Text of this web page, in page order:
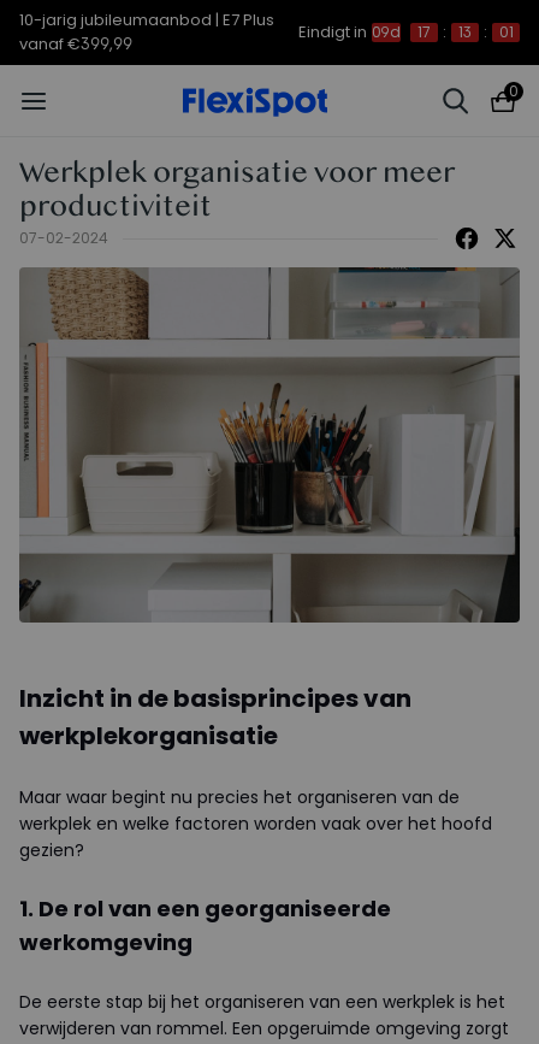
10-jarig jubileumaanbod | E7 Plus
vanaf €399,99
Eindigt in 09d 17 : 13 : 00
0
Werkplek organisatie voor meer
productiviteit
07-02-2024
Inzicht in de basisprincipes van
werkplekorganisatie
Maar waar begint nu precies het organiseren van de
werkplek en welke factoren worden vaak over het hoofd
gezien?
1. De rol van een georganiseerde
werkomgeving
De eerste stap bij het organiseren van een werkplek is het
verwijderen van rommel. Een opgeruimde omgeving zorgt